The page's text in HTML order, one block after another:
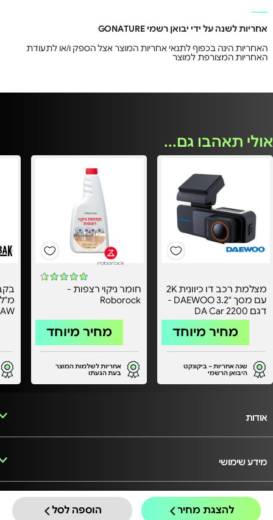
אחריות לשנה על ידי יבואן רשמי GONATURE
האחריות הינה בכפוף לתנאי אחריות המוצר אצל הספק ו/או לתעודת
האחריות המצורפת למוצר
אולי תאהבו גם...
מצלמת רכב דו כיוונית 2K
עם מסך "3.2 DAEWOO -
דגם DA Car 2200
מחיר מיוחד
שנה אחריות – ביקונקט
היבואן הרשמי
חומר ניקוי רצפות -
Roborock
מחיר מיוחד
אחריות לשלמות המוצר
בעת הגעתו
להצגת מחיר הוספה לסל
אודות
מידע שימושי
הצטרפות למועדון